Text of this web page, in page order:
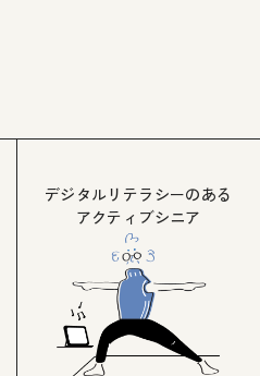
デジタルリテラシーのある
アクティブシニア